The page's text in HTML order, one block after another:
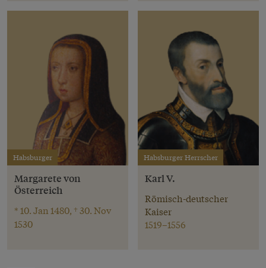
Habsburger
Margarete von
Österreich
* 10. Jan 1480, † 30. Nov
1530
Habsburger Herrscher
Karl V.
Römisch-deutscher
Kaiser
1519–1556